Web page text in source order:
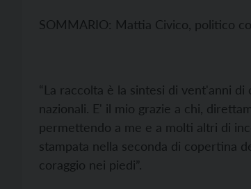
SOMMARIO: Mattia Civico, politico
“La raccolta è la sintesi di vent'anni
nazionali. E' il mio grazie a chi,
permettendo a me e a molti altri di
stampata nella seconda di copertina
coraggio nei piedi”.